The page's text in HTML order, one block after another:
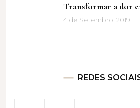
Transformar a dor
4 de Setembro, 2019
REDES